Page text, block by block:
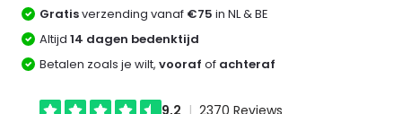
Gratisverzending vanaf €75 in NL & BE
Altijd14 dagen bedenktijd
Betalen zoals je wilt,vooraf of achteraf